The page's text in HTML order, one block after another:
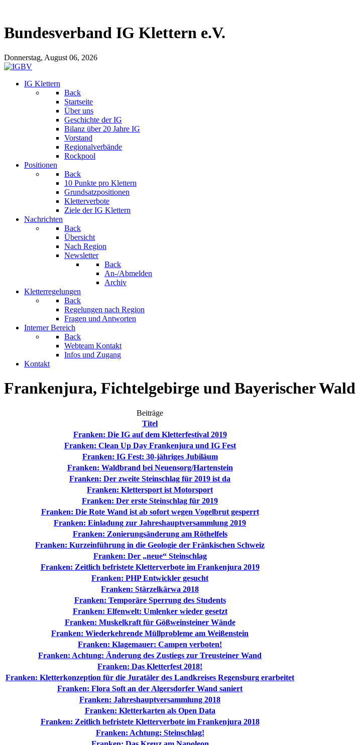
Bundesverband IG Klettern e.V.
Donnerstag, August 06, 2026
IG Klettern
Back
Startseite
Über uns
Geschichte der IG
Bilanz über 20 Jahre IG
Vorstand
Regionalverbände
Rockpool
Positionen
Back
10 Punkte pro Klettern
Grundsatzpositionen
Kletterverbote
Ziele der IG Klettern
Nachrichten
Back
Übersicht
Nach Region
Newsletter
Back
An-/Abmelden
Archiv
Kletterregelungen
Back
Regelungen nach Region
Fragen und Antworten
Interner Bereich
Back
Webteam Kontakt
Infos und Zugang
Kontakt
Frankenjura, Fichtelgebirge und Bayerischer Wald
Beiträge
Titel
Franken: Die IG auf dem Kletterfestival 2019
Franken: Clean Up Day Frankenjura und IG Fest
Franken: IG Fest: 30-jähriges Jubiläum
Franken: Waldbrand bei Neuensorg/Hartenstein
Franken: Der zweite Steinschlag für 2019 ist da
Franken: Klettersport ist Motorsport
Franken: Der erste Steinschlag für 2019
Franken: Die Rote Wand ist ab sofort wegen Vogelbrut gesperrt
Franken: Einladung zur Jahreshauptversammlung 2019
Franken: Zonierungsänderung am Röthelfels
Franken: Kurzeinführung in die Geologie der Fränkischen Schweiz
Franken: Der „neue“ Steinschlag
Franken: Zeitlich befristete Kletterverbote im Frankenjura 2019
Franken: PHP Entwickler gesucht
Franken: Stärzelkärwa 2018
Franken: Temporäre Sperrung des Students
Franken: Elfenwelt: Umlenker wieder gesetzt
Franken: Muskelkraft für Gößweinsteiner Wände
Franken: Wiederkehrende Müllprobleme am Weißenstein
Franken: Klagemauer: Campen verboten!
Franken: Achtung: Änderung des Zustiegs zur Treusteiner Wand
Franken: Das Kletterfest 2018!
Franken: Kletterkonzeption für die Juratäler des Landkreises Regensburg erarbeitet
Franken: Flora Soft an der Algersdorfer Wand saniert
Franken: Jahreshauptversammlung 2018
Franken: Kletterkarten als Open Data
Franken: Zeitlich befristete Kletterverbote im Frankenjura 2018
Franken: Achtung: Steinschlag!